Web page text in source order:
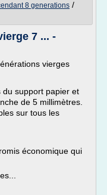
8 generations /
7 ... -
vierges
du support papier et
de 5 millimètres.
sur tous les
économique qui